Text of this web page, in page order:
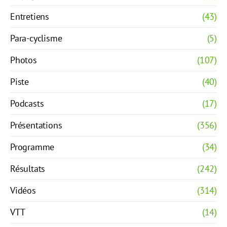
Entretiens
(43)
Para-cyclisme
(5)
Photos
(107)
Piste
(40)
Podcasts
(17)
Présentations
(356)
Programme
(34)
Résultats
(242)
Vidéos
(314)
VTT
(14)